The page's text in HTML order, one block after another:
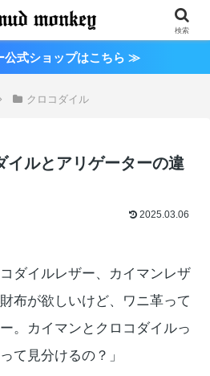
公式ショップはこちら ≫
クロコダイル
イルとアリゲーターの違
2025.03.06
ダイルレザー、カイマンレザ
布が欲しいけど、ワニ革って
。カイマンとクロコダイルっ
て見分けるの？」
検索